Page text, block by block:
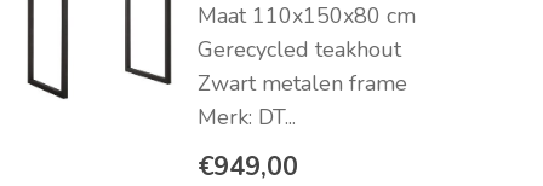
Maat 110x150x80 cm
Gerecycled teakhout
Zwart metalen frame
Merk: DT...
€949,00